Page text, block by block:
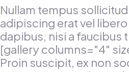
Nullam tempus
adipiscing erat vel
dapibus, nisi a faucibus
[gallery columns="4"
Proin suscipit, ex non